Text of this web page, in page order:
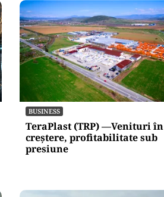
BUSINESS
TeraPlast (TRP) —Venituri în
creștere, profitabilitate sub
presiune